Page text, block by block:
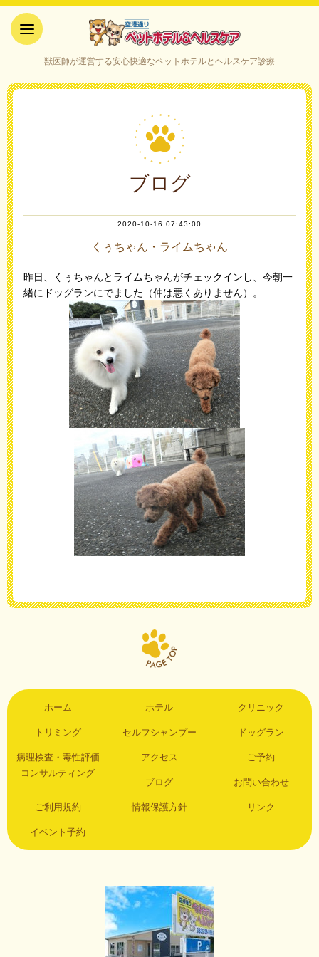
ケア｜山口県宇部市
獣医師が運営する安心快適なペットホテルとヘルスケア診療
ブログ
2020-10-16 07:43:00
くぅちゃん・ライムちゃん
昨日、くぅちゃんとライムちゃんがチェックインし、今朝一
緒にドッグランにでました（仲は悪くありません）。
ホーム ホテル クリニック
トリミング セルフシャンプー ドッグラン
病理検査・毒性評価
コンサルティング
アクセス ご予約
ブログ お問い合わせ
ご利用規約 情報保護方針 リンク
イベント予約